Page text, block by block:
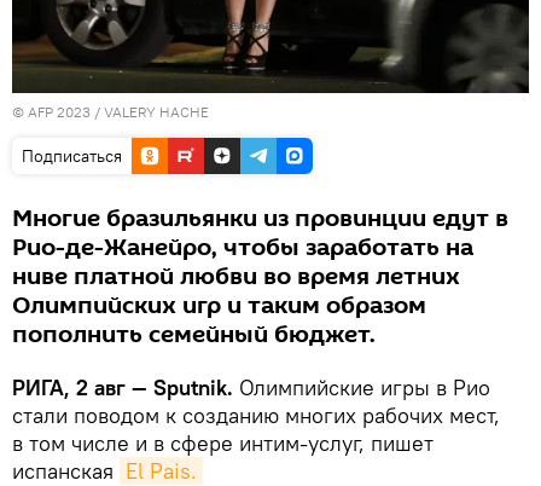
© AFP 2023 / VALERY HACHE
Подписаться
Многие бразильянки из провинции едут в
Рио-де-Жанейро, чтобы заработать на
ниве платной любви во время летних
Олимпийских игр и таким образом
пополнить семейный бюджет.
РИГА, 2 авг — Sputnik. Олимпийские игры в Рио
стали поводом к созданию многих рабочих мест,
в том числе и в сфере интим-услуг, пишет
испанская El Pais.